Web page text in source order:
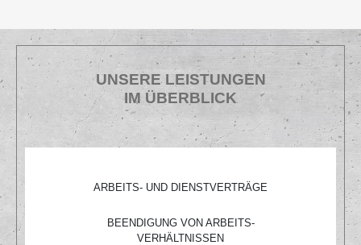
UNSERE LEISTUNGEN
IM ÜBERBLICK
ARBEITS- UND DIENSTVERTRÄGE
BEENDIGUNG VON ARBEITS-
VERHÄLTNISSEN